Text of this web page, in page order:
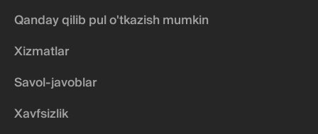
Qanday qilib pul o'tkazish mumkin
Xizmatlar
Savol-javoblar
Xavfsizlik